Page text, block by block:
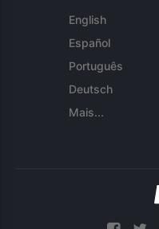
English
Español
Português
Deutsch
Mais...